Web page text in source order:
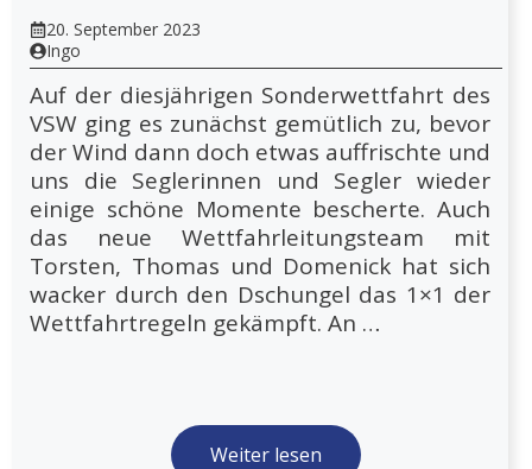
20. September 2023
Ingo
Auf der diesjährigen Sonderwettfahrt des
VSW ging es zunächst gemütlich zu, bevor
der Wind dann doch etwas auffrischte und
uns die Seglerinnen und Segler wieder
einige schöne Momente bescherte. Auch
das neue Wettfahrleitungsteam mit
Torsten, Thomas und Domenick hat sich
wacker durch den Dschungel das 1×1 der
Wettfahrtregeln gekämpft. An …
Weiter lesen